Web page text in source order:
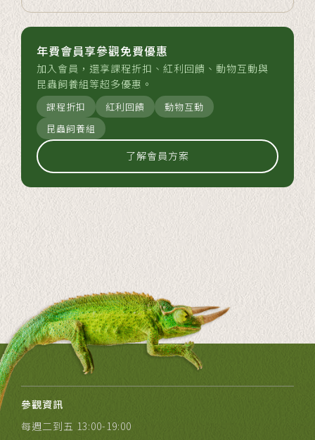
年費會員享參觀免費優惠
加入會員，還享課程折扣、紅利回饋、動物互動與
昆蟲飼養組等超多優惠。
課程折扣 紅利回饋
動物互動
昆蟲飼養組
了解會員方案
參觀資訊
每週二到五 13:00-19:00